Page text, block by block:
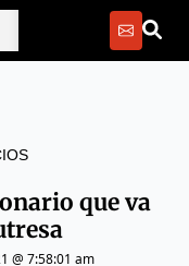
que va
@ 7:58:01 am